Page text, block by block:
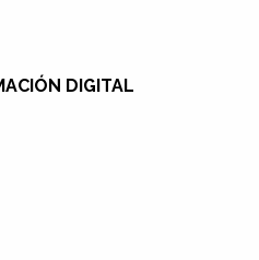
DIGITAL